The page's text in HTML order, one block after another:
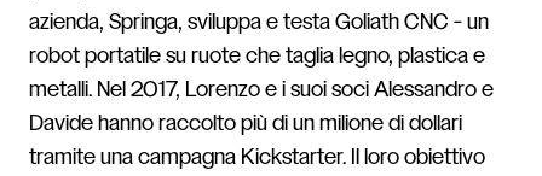
azienda, Springa, sviluppa e testa Goliath CNC - un
robot portatile su ruote che taglia legno, plastica e
metalli. Nel 2017, Lorenzo e i suoi soci Alessandro e
Davide hanno raccolto più di un milione di dollari
tramite una campagna Kickstarter. Il loro obiettivo